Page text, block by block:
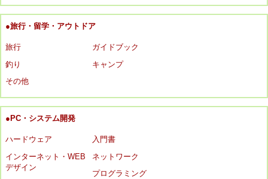
●旅行・留学・アウトドア
旅行
ガイドブック
釣り
キャンプ
その他
●PC・システム開発
ハードウェア
入門書
インターネット・WEB
デザイン
ネットワーク
プログラミング